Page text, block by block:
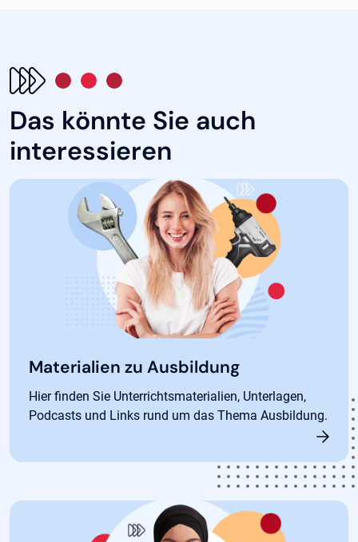
Das könnte Sie auch
interessieren
Materialien zu Ausbildung
Hier finden Sie Unterrichtsmaterialien, Unterlagen,
Podcasts und Links rund um das Thema Ausbildung.